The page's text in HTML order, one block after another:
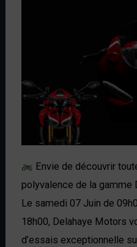
Envie de découvrir
polyvalence de la gamme
Le samedi 07 Juin de
18h00, Delahaye Motors
d’essais exceptionnelle